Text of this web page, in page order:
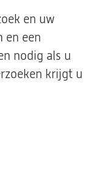
en uw
en een
nodig als u
krijgt u